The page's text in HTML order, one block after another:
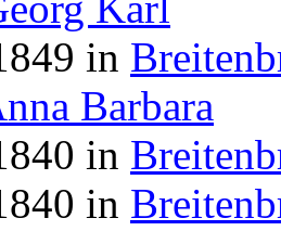
in
Barbara
in
in